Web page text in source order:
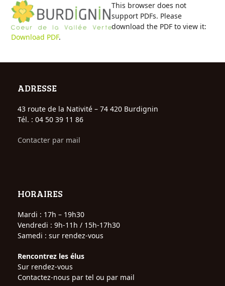
Skip
content
Open
mobile
menu
Close
mobile
menu
This browser does not
support PDFs. Please
download the PDF to view it:
Download PDF.
ADRESSE
43 route de la Nativité – 74 420 Burdignin
Tél. : 04 50 39 11 86
Contacter par mail
HORAIRES
Mardi : 17h – 19h30
Vendredi : 9h-11h / 15h-17h30
Samedi : sur rendez-vous
Rencontrez les élus
Sur rendez-vous
Contactez-nous par tel ou par mail